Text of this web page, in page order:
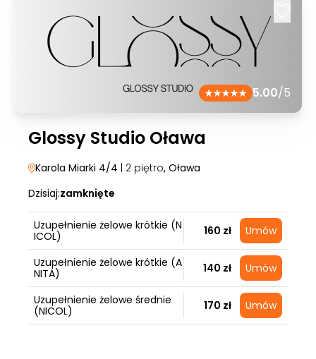
5.00/5
Glossy Studio Oława
Karola Miarki 4/4 | 2 piętro, Oława
Dzisiaj:zamknięte
Uzupełnienie żelowe krótkie (N
ICOL)
160 zł Umów
Uzupełnienie żelowe krótkie (A
NITA)
140 zł Umów
Uzupełnienie żelowe średnie
(NICOL)
170 zł Umów